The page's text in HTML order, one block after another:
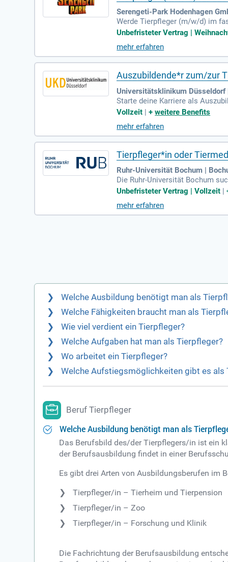
Serengeti-Park Hodenhagen
Werde Tierpfleger (m/w/d) im
mit mehr als 2000 wilden Tieren
rte ab sofort in Niedersachsen
m Serengeti-Park!
Unbefristeter Vertrag |
mehr erfahren
Auszubildende*r zum/zur
Universitätsklinikum Düsseldorf
Starte deine Karriere als
einer der größten Arbeitgeber
Anatomie von Tieren und trägst
hre garantieren eine qualitativ
Vollzeit |+weitere Benefits
mehr erfahren
Tierpfleger*in oder
Ruhr-Universität Bochum |
Die Ruhr-Universität Bochum
ltung der neuen Core Facility for
en. Ein zusätzlicher Einsatz im
nbefristet, umfasst Vollzeit und
Sie Teil eines innovativen
Unbefristeter Vertrag | Vollzeit |
mehr erfahren
Welche Ausbildung benötigt man als
Welche Fähigkeiten braucht man als
Wie viel verdient ein Tierpfleger?
Welche Aufgaben hat man als Tierpfleger?
Wo arbeitet ein Tierpfleger?
Welche Aufstiegsmöglichkeiten gibt es als
Beruf Tierpfleger
Welche Ausbildung benötigt man als
Das Berufsbild des/der Tierpflegers/in ist ein
der Berufsausbildung findet in einer
Es gibt drei Arten von Ausbildungsberufen im
Tierpfleger/in – Tierheim und Tierpension
Tierpfleger/in – Zoo
Tierpfleger/in – Forschung und Klinik
Die Fachrichtung der Berufsausbildung